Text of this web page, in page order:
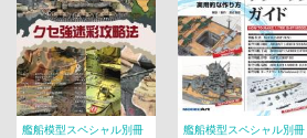
艦船模型スペシャル別冊
艦船模型スペシャル別冊